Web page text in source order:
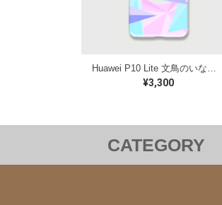
Huawei P10 Lite 文鳥のいない人生なんて ケース
¥3,300
CATEGORY
洋服 バッグ ステーショナリー